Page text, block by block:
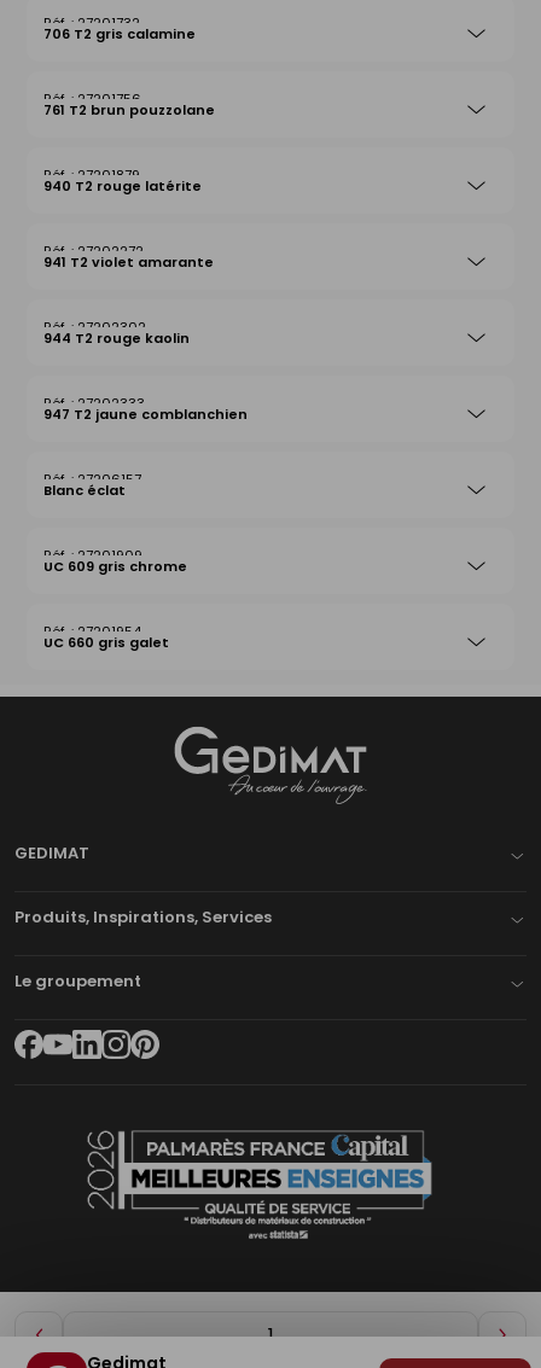
Diminuer
27201732
706 T2 gris calamine
27201756
761 T2 brun pouzzolane
27201879
940 T2 rouge latérite
27202272
941 T2 violet amarante
27202302
944 T2 rouge kaolin
27202333
947 T2 jaune comblanchien
27206157
Blanc éclat
27201909
UC 609 gris chrome
27201954
UC 660 gris galet
GEDIMAT
Produits, Inspirations, Services
Le groupement
Gedimat